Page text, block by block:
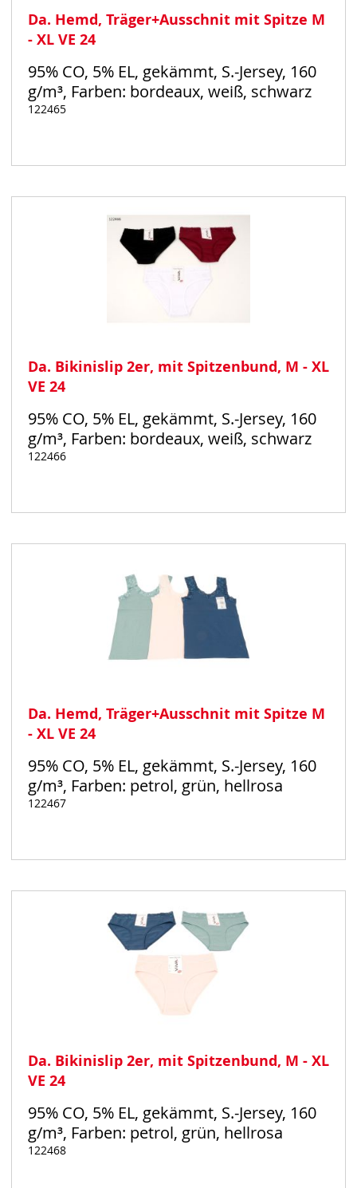
Da. Hemd, Träger+Ausschnit mit Spitze M
- XL VE 24
95% CO, 5% EL, gekämmt, S.-Jersey, 160
g/m³, Farben: bordeaux, weiß, schwarz
122465
Auf
Da. Bikinislip 2er, mit Spitzenbund, M - XL
VE 24
95% CO, 5% EL, gekämmt, S.-Jersey, 160
g/m³, Farben: bordeaux, weiß, schwarz
122466
Auf
Da. Hemd, Träger+Ausschnit mit Spitze M
- XL VE 24
95% CO, 5% EL, gekämmt, S.-Jersey, 160
g/m³, Farben: petrol, grün, hellrosa
122467
Auf
Da. Bikinislip 2er, mit Spitzenbund, M - XL
VE 24
95% CO, 5% EL, gekämmt, S.-Jersey, 160
g/m³, Farben: petrol, grün, hellrosa
122468